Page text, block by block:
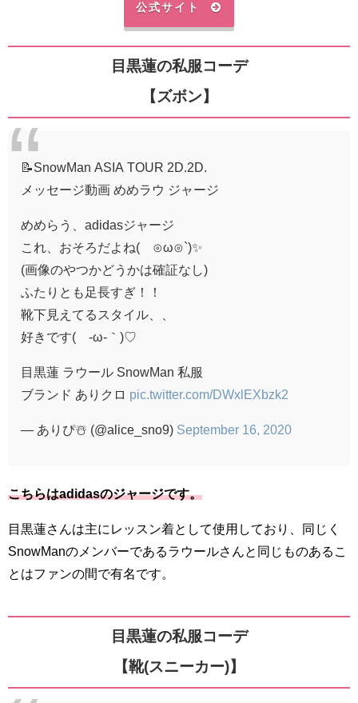
公式サイト
目黒蓮の私服コーデ
【ズボン】
📝SnowMan ASIA TOUR 2D.2D.
メッセージ動画 めめラウ ジャージ
めめらう、adidasジャージ
これ、おそろだよね(´⊙ω⊙`)✨
(画像のやつかどうかは確証なし)
ふたりとも足長すぎ！！
靴下見えてるスタイル、、
好きです(´-ω-｀)♡
目黒蓮 ラウール SnowMan 私服
ブランド ありクロ pic.twitter.com/DWxlEXbzk2
— ありぴ☃️ (@alice_sno9) September 16, 2020
こちらはadidasのジャージです。
目黒蓮さんは主にレッスン着として使用しており、同じく
SnowManのメンバーであるラウールさんと同じものあるこ
とはファンの間で有名です。
目黒蓮の私服コーデ
【靴(スニーカー)】